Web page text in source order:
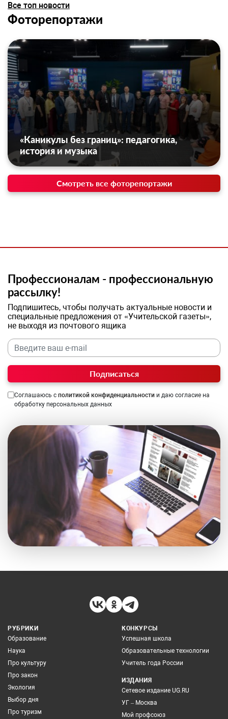
Все топ новости
Фоторепортажи
«Каникулы без границ»: педагогика,
история и музыка
Смотреть все фоторепортажи
Профессионалам - профессиональную
рассылку!
Подпишитесь, чтобы получать актуальные новости и
специальные предложения от «Учительской газеты»,
не выходя из почтового ящика
Подписаться
Соглашаюсь с политикой конфиденциальности и даю согласие на
обработку персональных данных
РУБРИКИ
Образование
Наука
Про культуру
Про закон
Экология
Выбор дня
Про туризм
КОНКУРСЫ
Успешная школа
Образовательные технологии
Учитель года России
ИЗДАНИЯ
Сетевое издание UG.RU
УГ – Москва
Мой профсоюз